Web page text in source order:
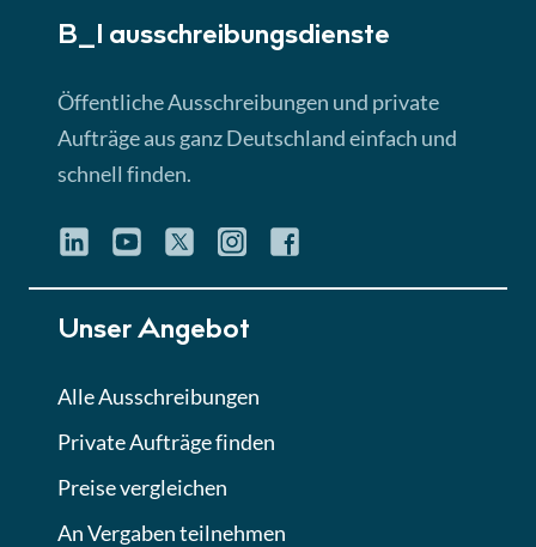
Lektion 3
► 4:31 Min
Quiz
Eignung im Vergabeverfahren
Lektion 6
Abgabe von Angeboten
Lektion
B_I ausschreibungs­dienste
Öffentliche Ausschreibungen und private
Aufträge aus ganz Deutschland einfach und
schnell finden.
Unser Angebot
Alle Ausschreibungen
Private Aufträge finden
Preise vergleichen
An Vergaben teilnehmen